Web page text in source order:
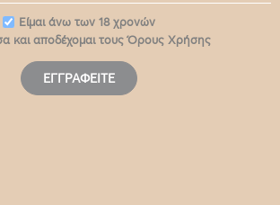
Eίμαι άνω των 18 χρονών
και αποδέχομαι τουςΌρους Χρήσης
ΕΓΓΡΑΦΕΊΤΕ